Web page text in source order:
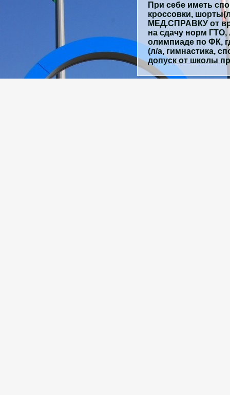
При себе иметь
кроссовки,
МЕД.СПРАВКУ от
на сдачу норм ГТО,
олимпиаде по ФК,
(л/а, гимнастика,
допуск от школы